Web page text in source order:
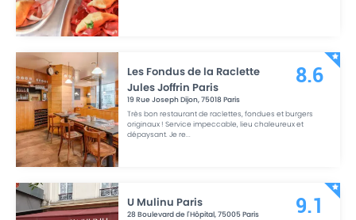
Les Fondus de la Raclette
Jules Joffrin Paris
19 Rue Joseph Dijon,75018 Paris
Très bon restaurant de raclettes, fondues et burgers
originaux ! Service impeccable, lieu chaleureux et
dépaysant. Je re...
8.6
U Mulinu Paris
28 Boulevard de l'Hôpital,75005Paris
9.1